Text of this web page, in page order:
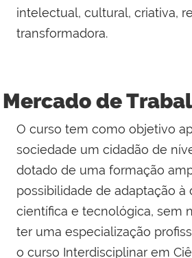
intelectual, cultural, criativa,
transformadora.
Mercado de
O curso tem como objetivo
sociedade um cidadão de
dotado de uma formação
possibilidade de adaptação à
científica e tecnológica, sem
ter uma especialização
o curso Interdisciplinar em